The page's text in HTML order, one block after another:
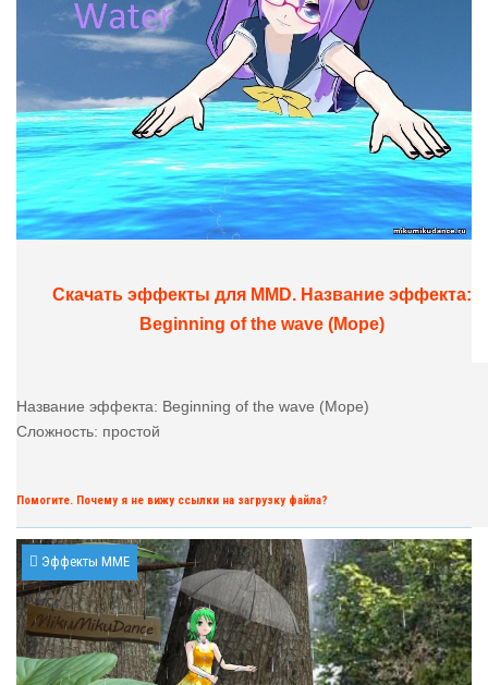
Скачать эффекты для MMD. Название эффекта:
Beginning of the wave (Море)
Название эффекта: Beginning of the wave (Море)
Сложность: простой
Помогите. Почему я не вижу ссылки на загрузку файла?
Эффекты MME